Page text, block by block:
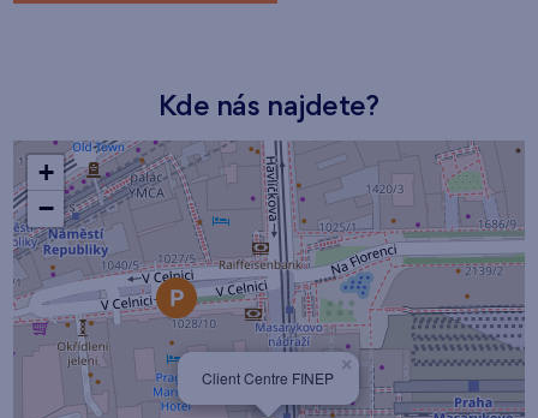
Kde nás najdete?
Client Centre FINEP
×
+
−